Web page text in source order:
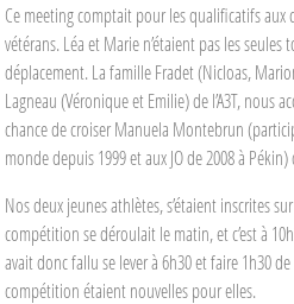
Ce meeting comptait pour les qualificatifs aux
vétérans. Léa et Marie n’étaient pas les
déplacement. La famille Fradet (Nicloas,
Lagneau (Véronique et Emilie) de l’A3T, nous
chance de croiser Manuela Montebrun
monde depuis 1999 et aux JO de 2008 à
Nos deux jeunes athlètes, s’étaient inscrites
compétition se déroulait le matin, et c’est à
avait donc fallu se lever à 6h30 et faire 1h30
compétition étaient nouvelles pour elles.